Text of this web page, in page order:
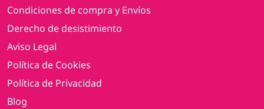
Condiciones de compra y Envíos
Derecho de desistimiento
Aviso Legal
Política de Cookies
Política de Privacidad
Blog